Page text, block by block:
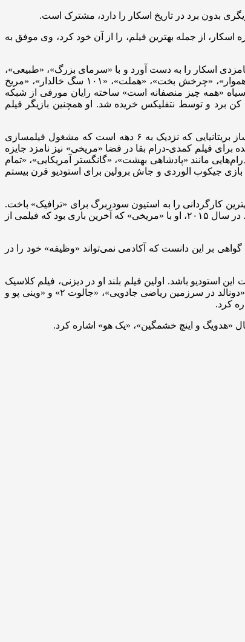
و یک نامزدی تهیه‌کنندگی برای بهترین فیلم دارد و با وجود اینکه فیلم حماسی اکشن «گلادیاتور» در سال ۲۰۰۰ پنج جایزه اسکار، از جمله بهترین فیلم، را از آن خود کرد، وی موفق به
بلندش «جهان به روایت گارپ» نامزدی اسکار را به دست آورد و با «سرمای بزرگ»، «طبیعی»،
«جاذبه مرگبار»، «روابط خطرناک»، «آلبرت نابز»، «همسر» و «مرثیه هیلبیلی» به این روند ادامه داد. از دیگر آثار قابل توجه او می‌توان به «لبه ناهموار»، «چرخش بخت»، «هملت»، «۱۰۱ سگ خالدار»، «مریخ
«همه چیز منصفانه است» ساخته رایان مورفی از شبکه
کن برد و توسط نتفلیکس خریده شد. او همچنین بازیگر فیلم
ریدلی اسکات هشتمین کارگردان پرفروش تمام دوران است و فیلم‌هایش در مجموع ۵ میلیارد دلار در سراسر جهان فروش داشته‌اند. این فیلمساز بریتانیایی که نزدیک به ۶ دهه است که مشغول فیلمسازی
برای فیلم کمدی-درام بقا در فضا «مریخی» نیز نامزد جایزه
مانند «پادشاهی بهشت»، «گانگستر آمریکایی»، «تمام
بازی جیکوب الوردی و جاش برولین برای استودیو قرن بیستم
بهترین فیلم را برد، اما او جایزه بهترین کارگردانی را به استیون سودربرگ برای «ترافیک» باخت.
سال بعد، اسکات پس از نامزدی برای فیلم جنگی «سقوط شاهین سیاه» دوباره جایزه بهترین کارگردانی را به ران هاوارد برای «یک ذهن زیبا» باخت. در سال ۲۰۱۵، او با «مریخی» که آخرین باری بود که فیلمی از
بر این دانست که آکادمی نمی‌تواند «وظیفه» خود را در
والت دیزنی در سال ۱۹۵۶ آغاز کرد تا اولین انیماتور سیاه‌پوست این استودیو باشد. اولین فیلم بلند او در دیزنی، فیلم کلاسیک
«زیبای خفته» محصول ۱۹۵۹ بود و در ادامه در فیلم‌های «شمشیر در سنگ»، «مری پاپینز»، «کتاب جنگل» و «رابین هود» و همچنین فیلم‌های کوتاه «دونالد در سرزمین ریاضی جادویی»، «جالوت ۲» و «وینی پو و